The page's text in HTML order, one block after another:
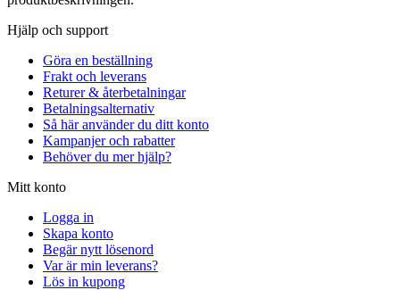
Hjälp och support
Göra en beställning
Frakt och leverans
Returer & återbetalningar
Betalningsalternativ
Så här använder du ditt konto
Kampanjer och rabatter
Behöver du mer hjälp?
Mitt konto
Logga in
Skapa konto
Begär nytt lösenord
Var är min leverans?
Lös in kupong